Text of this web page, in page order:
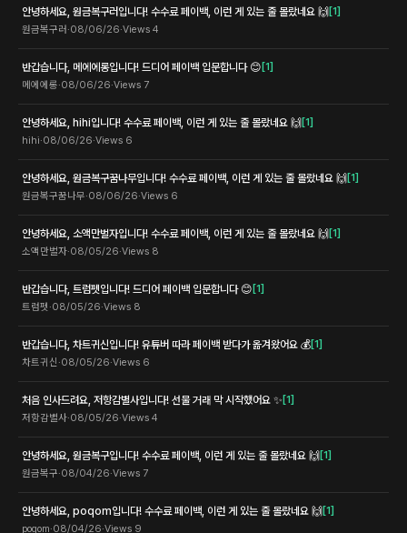
안녕하세요, 원금복구러입니다! 수수료 페이백, 이런 게 있는 줄 몰랐네요 🙌 [1]
원금복구러·08/06/26·Views 4
반갑습니다, 메에에롱입니다! 드디어 페이백 입문합니다 😊 [1]
메에에롱·08/06/26·Views 7
안녕하세요, hihi입니다! 수수료 페이백, 이런 게 있는 줄 몰랐네요 🙌 [1]
hihi·08/06/26·Views 6
안녕하세요, 원금복구꿈나무입니다! 수수료 페이백, 이런 게 있는 줄 몰랐네요 🙌 [1]
원금복구꿈나무·08/06/26·Views 6
안녕하세요, 소액만벌자입니다! 수수료 페이백, 이런 게 있는 줄 몰랐네요 🙌 [1]
소액만벌자·08/05/26·Views 8
반갑습니다, 트럼펫입니다! 드디어 페이백 입문합니다 😊 [1]
트럼펫 ·08/05/26·Views 8
반갑습니다, 차트귀신입니다! 유튜버 따라 페이백 받다가 옮겨왔어요 💰[1]
차트귀신 ·08/05/26·Views 6
처음 인사드려요, 저항감별사입니다! 선물 거래 막 시작했어요 ✨ [1]
저항감별사·08/05/26·Views 4
안녕하세요, 원금복구입니다! 수수료 페이백, 이런 게 있는 줄 몰랐네요 🙌 [1]
원금복구·08/04/26·Views 7
안녕하세요, poqom입니다! 수수료 페이백, 이런 게 있는 줄 몰랐네요 🙌 [1]
poqom·08/04/26·Views 9